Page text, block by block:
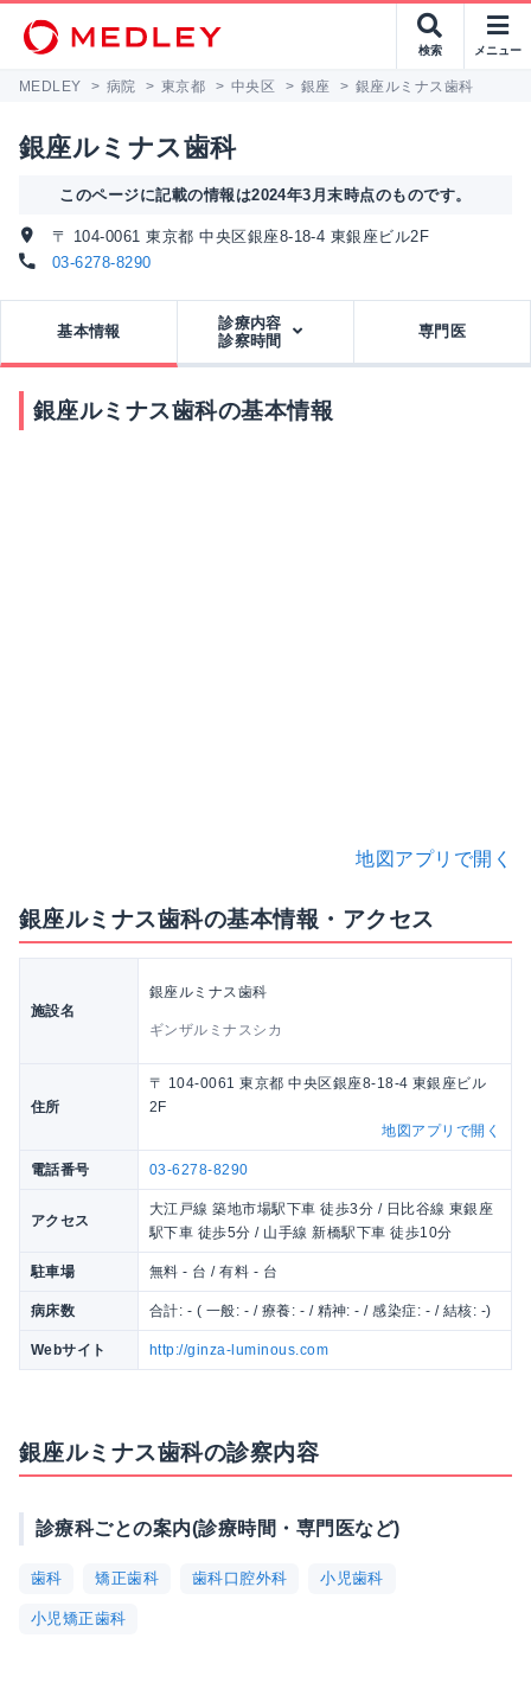
検索 メニュー
MEDLEY > 病院 > 東京都 > 中央区 > 銀座 > 銀座ルミナス歯科
銀座ルミナス歯科
このページに記載の情報は2024年3月末時点のものです。
〒 104-0061 東京都 中央区銀座8-18-4 東銀座ビル2F
03-6278-8290
基本情報
診療内容
診察時間
専門医
銀座ルミナス歯科の基本情報
地図アプリで開く
銀座ルミナス歯科の基本情報・アクセス
施設名
銀座ルミナス歯科
ギンザルミナスシカ
住所
〒 104-0061 東京都 中央区銀座8-18-4 東銀座ビル
2F
地図アプリで開く
電話番号 03-6278-8290
アクセス
大江戸線 築地市場駅下車 徒歩3分 / 日比谷線 東銀座
駅下車 徒歩5分 / 山手線 新橋駅下車 徒歩10分
駐車場 無料 - 台 / 有料 - 台
病床数 合計: - ( 一般: - / 療養: - / 精神: - / 感染症: - / 結核: -)
Webサイト http://ginza-luminous.com
銀座ルミナス歯科の診察内容
診療科ごとの案内(診療時間・専門医など)
歯科 矯正歯科 歯科口腔外科 小児歯科
小児矯正歯科